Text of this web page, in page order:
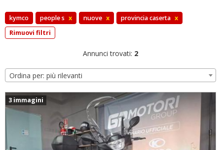
kymco people s x nuove x provincia caserta x
Rimuovi filtri
Annunci trovati: 2
Ordina per: più rilevanti
3 immagini